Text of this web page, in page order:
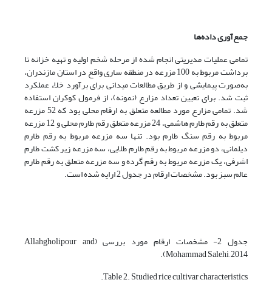
جمع‌آوری داده‌ها
تمامی عملیات‌ مدیریتی انجام شده از مرحله شخم اولیه و تهیه خزانه تا
برداشت مربوط به 100 مزرعه در منطقه ساری واقع در استان مازندران،
به‌صورت پیمایشی و از طریق مطالعات میدانی برای برآورد خلاء عملکرد
ثبت شد. برای تعیین تعداد مزارع (نمونه)، از فرمول کوکران استفاده
شد. تمامی مزارع مورد مطالعه متعلق به ارقام محلی بود که 52 مزرعه
متعلق به رقم طارم هاشمی، 24 مزرعه متعلق رقم طارم محلی و 12 مزرعه
مربوط به رقم سنگ طارم بود. تنها سه مزرعه مربوط به رقم طارم
دیلمانی، دو مزرعه مربوط به رقم طارم طلایی، سه مزرعه زیر کشت طارم
اشرفی، یک مزرعه مربوط به رقم گرده و سه مزرعه متعلق به رقم طارم
عالم سبز بود. مشخصات ارقام در جدول 2 ارایه شده است.
جدول 2- مشخصات ارقام مورد بررسی (Allahgholipour and
Mohammad Salehi, 2014).
Table 2. Studied rice cultivar characteristics.